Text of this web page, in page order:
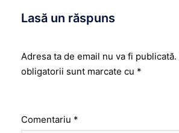
Lasă un răspuns
Adresa ta de email nu va fi publicată.
obligatorii sunt marcate cu *
Comentariu *